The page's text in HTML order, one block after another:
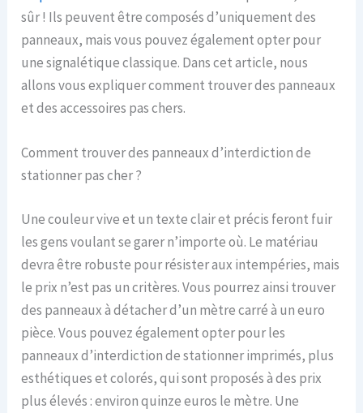
sûr ! Ils peuvent être composés d’uniquement des
panneaux, mais vous pouvez également opter pour
une signalétique classique. Dans cet article, nous
allons vous expliquer comment trouver des panneaux
et des accessoires pas chers.
Comment trouver des panneaux d’interdiction de
stationner pas cher ?
Une couleur vive et un texte clair et précis feront fuir
les gens voulant se garer n’importe où. Le matériau
devra être robuste pour résister aux intempéries, mais
le prix n’est pas un critères. Vous pourrez ainsi trouver
des panneaux à détacher d’un mètre carré à un euro
pièce. Vous pouvez également opter pour les
panneaux d’interdiction de stationner imprimés, plus
esthétiques et colorés, qui sont proposés à des prix
plus élevés : environ quinze euros le mètre. Une